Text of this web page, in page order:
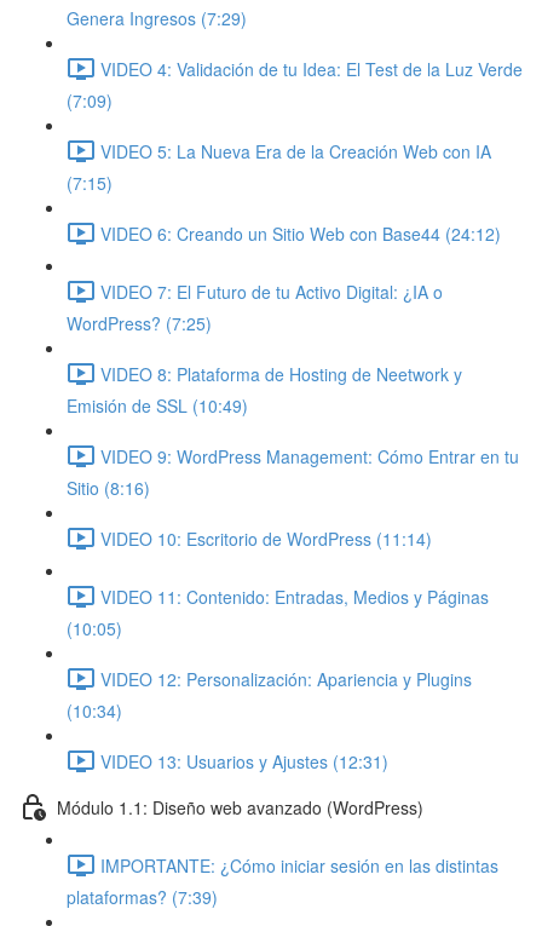
Genera Ingresos (7:29)
VIDEO 4: Validación de tu Idea: El Test de la Luz Verde
(7:09)
VIDEO 5: La Nueva Era de la Creación Web con IA
(7:15)
VIDEO 6: Creando un Sitio Web con Base44 (24:12)
VIDEO 7: El Futuro de tu Activo Digital: ¿IA o
WordPress? (7:25)
VIDEO 8: Plataforma de Hosting de Neetwork y
Emisión de SSL (10:49)
VIDEO 9: WordPress Management: Cómo Entrar en tu
Sitio (8:16)
VIDEO 10: Escritorio de WordPress (11:14)
VIDEO 11: Contenido: Entradas, Medios y Páginas
(10:05)
VIDEO 12: Personalización: Apariencia y Plugins
(10:34)
VIDEO 13: Usuarios y Ajustes (12:31)
Módulo 1.1: Diseño web avanzado (WordPress)
IMPORTANTE: ¿Cómo iniciar sesión en las distintas
plataformas? (7:39)